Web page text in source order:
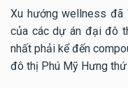
Xu hướng wellness đã
của các dự án đại đô
nhất phải kể đến
đô thị Phú Mỹ Hưng thứ